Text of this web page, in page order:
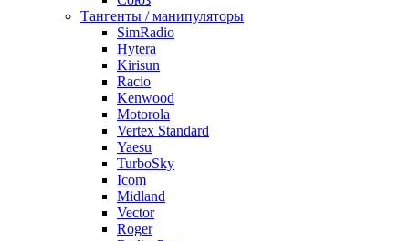
Тангенты / манипуляторы
SimRadio
Hytera
Kirisun
Racio
Kenwood
Motorola
Vertex Standard
Yaesu
TurboSky
Icom
Midland
Vector
Roger